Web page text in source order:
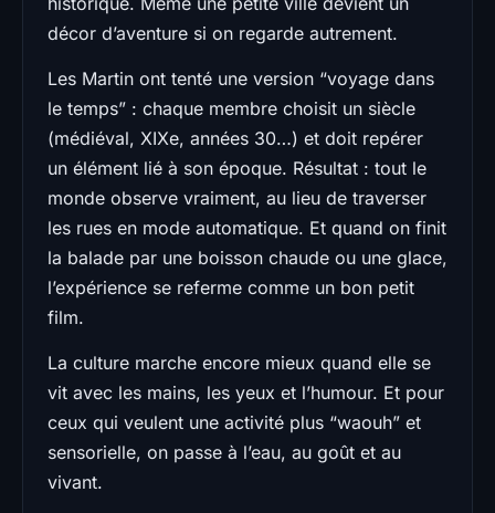
décor d’aventure si on regarde autrement.
Les Martin ont tenté une version “voyage dans
le temps” : chaque membre choisit un siècle
(médiéval, XIXe, années 30…) et doit repérer
un élément lié à son époque. Résultat : tout le
monde observe vraiment, au lieu de traverser
les rues en mode automatique. Et quand on finit
la balade par une boisson chaude ou une glace,
l’expérience se referme comme un bon petit
film.
La culture marche encore mieux quand elle se
vit avec les mains, les yeux et l’humour. Et pour
ceux qui veulent une activité plus “waouh” et
sensorielle, on passe à l’eau, au goût et au
vivant.